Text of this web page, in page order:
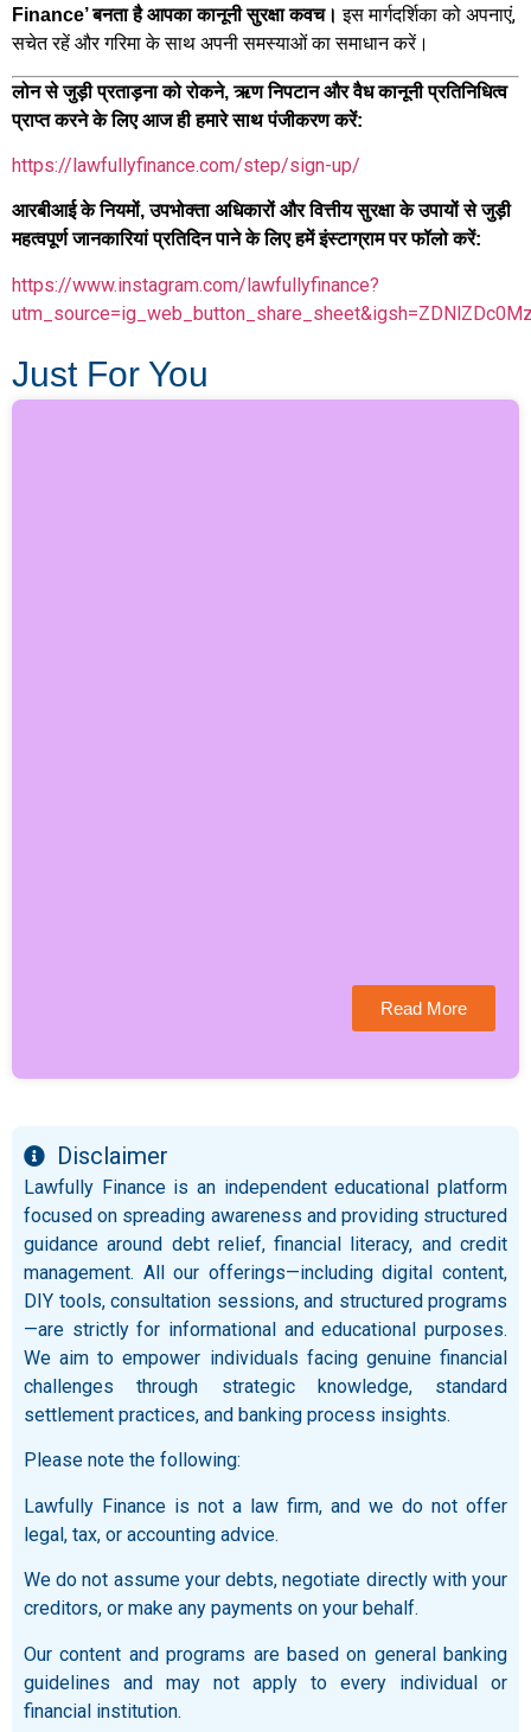
Finance’ बनता है आपका कानूनी सुरक्षा कवच। इस मार्गदर्शिका को अपनाएं,
सचेत रहें और गरिमा के साथ अपनी समस्याओं का समाधान करें।
लोन से जुड़ी प्रताड़ना को रोकने, ऋण निपटान और वैध कानूनी प्रतिनिधित्व
प्राप्त करने के लिए आज ही हमारे साथ पंजीकरण करें:
https://lawfullyfinance.com/step/sign-up/
आरबीआई के नियमों, उपभोक्ता अधिकारों और वित्तीय सुरक्षा के उपायों से जुड़ी
महत्वपूर्ण जानकारियां प्रतिदिन पाने के लिए हमें इंस्टाग्राम पर फॉलो करें:
https://www.instagram.com/lawfullyfinance?
Just For You
Read More
Disclaimer
Lawfully Finance is an independent educational platform
focused on spreading awareness and providing structured
guidance around debt relief, financial literacy, and credit
management. All our offerings—including digital content,
DIY tools, consultation sessions, and structured programs
—are strictly for informational and educational purposes.
We aim to empower individuals facing genuine financial
challenges through strategic knowledge, standard
settlement practices, and banking process insights.
Please note the following:
Lawfully Finance is not a law firm, and we do not offer
legal, tax, or accounting advice.
We do not assume your debts, negotiate directly with your
creditors, or make any payments on your behalf.
Our content and programs are based on general banking
guidelines and may not apply to every individual or
financial institution.